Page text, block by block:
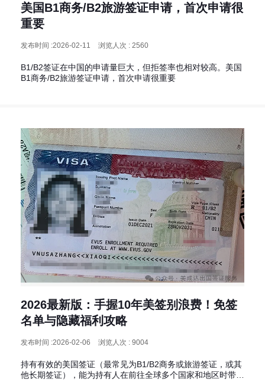
美国B1商务/B2旅游签证申请，首次申请很
重要
发布时间 :2026-02-11 浏览人次 : 2560
B1/B2签证在中国的申请量巨大，但拒签率也相对较高。美国
B1商务/B2旅游签证申请，首次申请很重要
2026最新版：手握10年美签别浪费！免签
名单与隐藏福利攻略
发布时间 :2026-02-06 浏览人次 : 9004
持有有效的美国签证（最常见为B1/B2商务或旅游签证，或其
他长期签证），能为持有人在前往全球多个国家和地区时带来